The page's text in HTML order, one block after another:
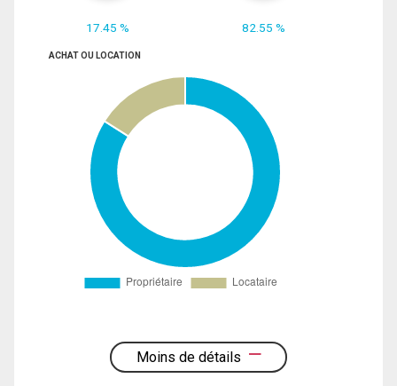
17.45 % 82.55 %
ACHAT OU LOCATION
Moins de détails